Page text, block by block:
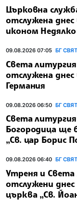
Църковна
отслужена
иконом
09.08.2026 07:05 БГ СВЯТ
Света
отслужена
Германия
09.08.2026 06:50 БГ СВЯТ
Света
Богородица ще
„Св. цар Борис
09.08.2026 06:40 БГ СВЯТ
Утреня и
отслужени днес
църква „Св.